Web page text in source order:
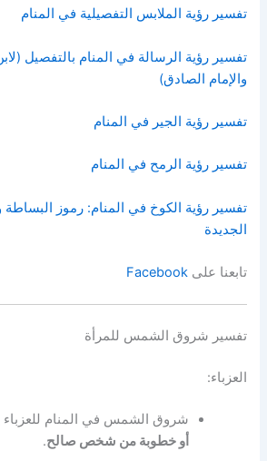
تفسير رؤية الملابس التفصيلية في المنام
تفسير رؤية الرسالة في المنام بالتفصيل
والإمام الصادق)
تفسير رؤية الجير في المنام
تفسير رؤية الرمح في المنام
تفسير رؤية الكوخ في المنام: رموز البساطة
الجديدة
تابعنا علىFacebook
تفسير شروق الشمس للمرأة
العزباء:
شروق الشمس في المنام
أو خطوبة من شخص صالح.